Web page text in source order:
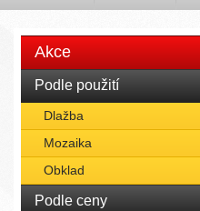
Akce
Podle použití
Dlažba
Mozaika
Obklad
Podle ceny